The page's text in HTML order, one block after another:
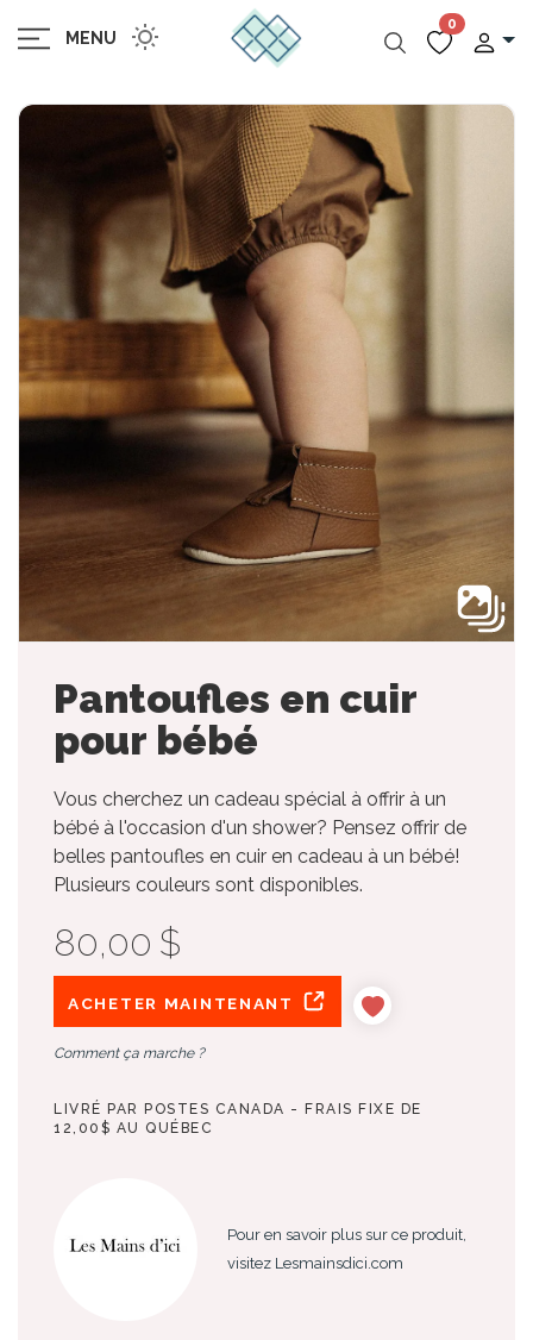
MENU
0
Pantoufles en cuir
pour bébé
Vous cherchez un cadeau spécial à offrir à un
bébé à l'occasion d'un shower? Pensez offrir de
belles pantoufles en cuir en cadeau à un bébé!
Plusieurs couleurs sont disponibles.
80,00 $
ACHETER MAINTENANT
Comment ça marche ?
LIVRÉ PAR POSTES CANADA - FRAIS FIXE DE
12,00$ AU QUÉBEC
Pour en savoir plus sur ce produit,
visitez Lesmainsdici.com